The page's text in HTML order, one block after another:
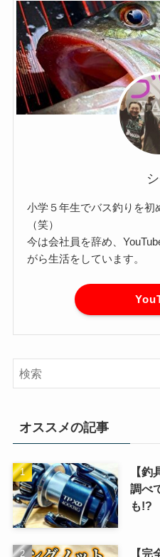
小学５年生でバス釣りを初
（笑）
今は会社員を辞め、
がら生活をしています。
オススメの記事
【
調べ
も!?
【